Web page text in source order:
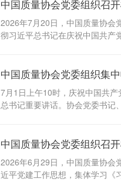
中国质量协会党委组织召
2026年7月20日，中国质量协会
彻习近平总书记在庆祝中国共产
实和未来，对强党强国具有重大
要坚持以习近平总书记“七一”
中国质量协会党委组织集
7月1日上午10时，庆祝中国共
总书记重要讲话。协会党委书
机遇，团结奋进，为加快建设质
中国质量协会党委组织召
2026年6月29日，中国质量协会
近平党建工作思想，集体学习《